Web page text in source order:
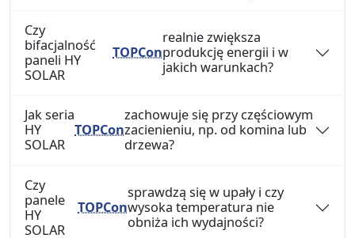
Czy
bifacjalność
paneli HY
SOLAR
TOPCon
realnie zwiększa
produkcję energii i w
jakich warunkach?
Jak seria
HY
SOLAR
TOPCon
zachowuje się przy częściowym
zacienieniu, np. od komina lub
drzewa?
Czy
panele
HY
SOLAR
TOPCon
sprawdzą się w upały i czy
wysoka temperatura nie
obniża ich wydajności?